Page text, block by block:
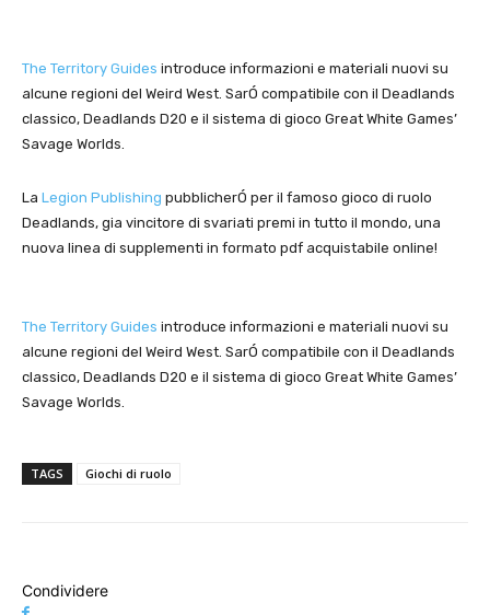
The Territory Guides introduce informazioni e materiali nuovi su
alcune regioni del Weird West. SarÓ compatibile con il Deadlands
classico, Deadlands D20 e il sistema di gioco Great White Games’
Savage Worlds.
La Legion Publishing pubblicherÓ per il famoso gioco di ruolo
Deadlands, gia vincitore di svariati premi in tutto il mondo, una
nuova linea di supplementi in formato pdf acquistabile online!
The Territory Guides introduce informazioni e materiali nuovi su
alcune regioni del Weird West. SarÓ compatibile con il Deadlands
classico, Deadlands D20 e il sistema di gioco Great White Games’
Savage Worlds.
TAGS Giochi di ruolo
Condividere